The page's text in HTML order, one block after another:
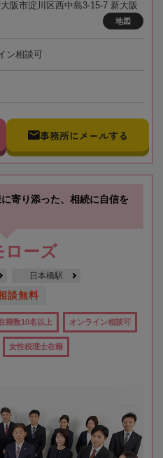
阪市淀川区西中島3-15-7 新大阪
地図
ン相談可
事務所にメールする
寄り添った、相続に自信を
ローズ
日本橋駅
談無料
籍数10名以上 オンライン相談可
女性税理士在籍